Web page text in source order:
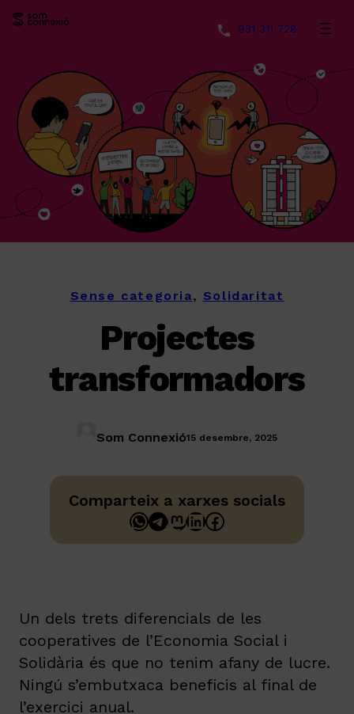
contingut
931 311 728
Sense categoria, Solidaritat
Projectes
transformadors
Som Connexió15 desembre, 2025
Comparteix a xarxes socials
WhatsApp
Telegram
Mastodon
LinkedIn
Facebook
Un dels trets diferencials de les
cooperatives de l’Economia Social i
Solidària és que no tenim afany de lucre.
Ningú s’embutxaca beneficis al final de
l’exercici anual.